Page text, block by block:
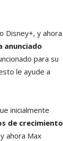
Disney+, y ahora
anunciado
para su
le ayude a
inicialmente
de crecimiento
ahora Max